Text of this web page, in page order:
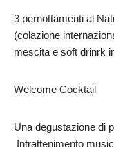
3 pernottamenti al
(colazione
mescita e soft drinrk
Welcome Cocktail
Una degustazione di
Intrattenimento